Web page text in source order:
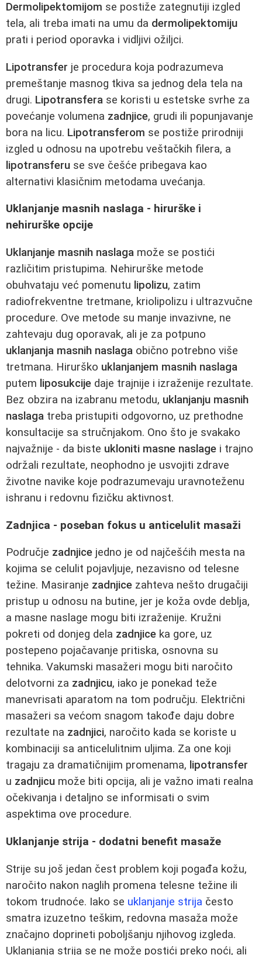
Dermolipektomijom se postiže zategnutiji izgled
tela, ali treba imati na umu da dermolipektomiju
prati i period oporavka i vidljivi ožiljci.
Lipotransfer je procedura koja podrazumeva
premeštanje masnog tkiva sa jednog dela tela na
drugi. Lipotransfera se koristi u estetske svrhe za
povećanje volumena zadnjice, grudi ili popunjavanje
bora na licu. Lipotransferom se postiže prirodniji
izgled u odnosu na upotrebu veštačkih filera, a
lipotransferu se sve češće pribegava kao
alternativi klasičnim metodama uvećanja.
Uklanjanje masnih naslaga - hirurške i
nehirurške opcije
Uklanjanje masnih naslaga može se postići
različitim pristupima. Nehirurške metode
obuhvataju već pomenutu lipolizu, zatim
radiofrekventne tretmane, kriolipolizu i ultrazvučne
procedure. Ove metode su manje invazivne, ne
zahtevaju dug oporavak, ali je za potpuno
uklanjanja masnih naslaga obično potrebno više
tretmana. Hirurško uklanjanjem masnih naslaga
putem liposukcije daje trajnije i izraženije rezultate.
Bez obzira na izabranu metodu, uklanjanju masnih
naslaga treba pristupiti odgovorno, uz prethodne
konsultacije sa stručnjakom. Ono što je svakako
najvažnije - da biste ukloniti masne naslage i trajno
održali rezultate, neophodno je usvojiti zdrave
životne navike koje podrazumevaju uravnoteženu
ishranu i redovnu fizičku aktivnost.
Zadnjica - poseban fokus u anticelulit masaži
Područje zadnjice jedno je od najčešćih mesta na
kojima se celulit pojavljuje, nezavisno od telesne
težine. Masiranje zadnjice zahteva nešto drugačiji
pristup u odnosu na butine, jer je koža ovde deblja,
a masne naslage mogu biti izraženije. Kružni
pokreti od donjeg dela zadnjice ka gore, uz
postepeno pojačavanje pritiska, osnovna su
tehnika. Vakumski masažeri mogu biti naročito
delotvorni za zadnjicu, iako je ponekad teže
manevrisati aparatom na tom području. Električni
masažeri sa većom snagom takođe daju dobre
rezultate na zadnjici, naročito kada se koriste u
kombinaciji sa anticelulitnim uljima. Za one koji
tragaju za dramatičnijim promenama, lipotransfer
u zadnjicu može biti opcija, ali je važno imati realna
očekivanja i detaljno se informisati o svim
aspektima ove procedure.
Uklanjanje strija - dodatni benefit masaže
Strije su još jedan čest problem koji pogađa kožu,
naročito nakon naglih promena telesne težine ili
tokom trudnoće. Iako se uklanjanje strija često
smatra izuzetno teškim, redovna masaža može
značajno doprineti poboljšanju njihovog izgleda.
Uklanjanja strija se ne može postići preko noći, ali